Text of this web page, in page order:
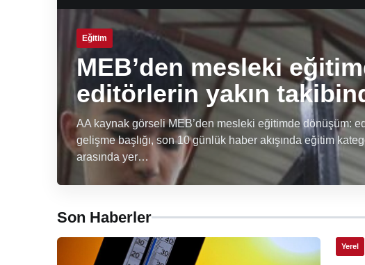
Eğitim
MEB’den mesleki
editörlerin yakın
AA kaynak görseli MEB’den mesleki eğitimde dönüşüm:
gelişme başlığı, son 10 günlük haber akışında eğitim
arasında yer…
Son Haberler
Yerel